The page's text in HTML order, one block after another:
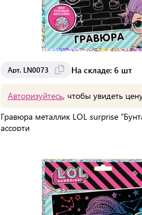
Арт. LN0073 На складе: 6 шт
Авторизуйтесь, чтобы увидеть
Гравюра металлик LOL surprise
ассорти
Доставка от 2 до 3 дней